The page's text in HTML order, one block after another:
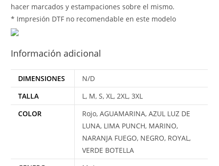
hacer marcados y estampaciones sobre el mismo.
* Impresión DTF no recomendable en este modelo
Información adicional
DIMENSIONES
N/D
TALLA
L, M, S, XL, 2XL, 3XL
COLOR
Rojo, AGUAMARINA, AZUL LUZ DE
LUNA, LIMA PUNCH, MARINO,
NARANJA FUEGO, NEGRO, ROYAL,
VERDE BOTELLA